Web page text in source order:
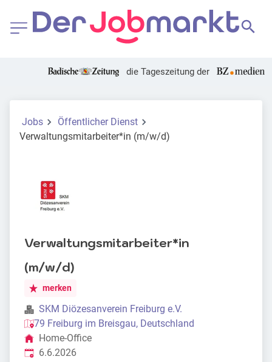
die Tageszeitung der
Jobs
Öffentlicher Dienst
Verwaltungsmitarbeiter*in (m/w/d)
Verwaltungsmitarbeiter*in
(m/w/d)
merken
SKM Diözesanverein Freiburg e.V.
79 Freiburg im Breisgau, Deutschland
Home-Office
Veröffentlicht
6.6.2026